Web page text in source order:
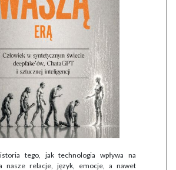
tego, jak technologia wpływa na
nasze relacje, język, emocje, a nawet